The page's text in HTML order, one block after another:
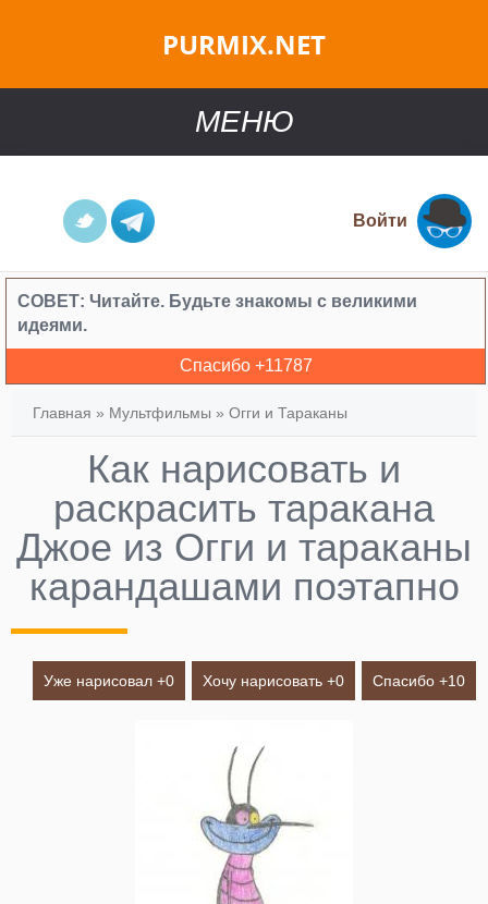
PURMIX.NET
МЕНЮ
Войти
СОВЕТ: Читайте. Будьте знакомы с великими
идеями.
Спасибо +11787
Главная » Мультфильмы » Огги и Тараканы
Как нарисовать и
раскрасить таракана
Джое из Огги и тараканы
карандашами поэтапно
Уже нарисовал +0 Хочу нарисовать +0 Спасибо +10